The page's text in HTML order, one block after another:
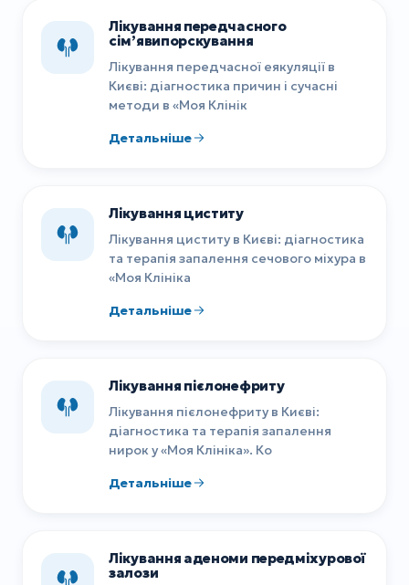
Лікування передчасного
сім’явипорскування
Лікування передчасної еякуляції в
Києві: діагностика причин і сучасні
методи в «Моя Клінік
Детальніше
Лікування циститу
Лікування циститу в Києві: діагностика
та терапія запалення сечового міхура в
«Моя Клініка
Детальніше
Лікування пієлонефриту
Лікування пієлонефриту в Києві:
діагностика та терапія запалення
нирок у «Моя Клініка». Ко
Детальніше
Лікування аденоми передміхурової
залози